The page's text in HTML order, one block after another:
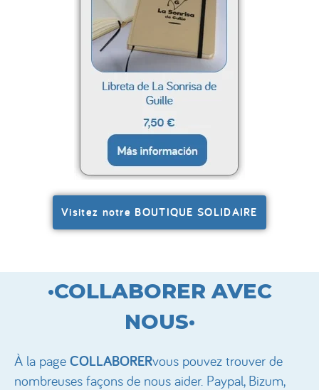
Visitez notre BOUTIQUE SOLIDAIRE
·COLLABORER AVEC
NOUS·
À la page COLLABORERvous pouvez trouver de
nombreuses façons de nous aider. Paypal, Bizum,